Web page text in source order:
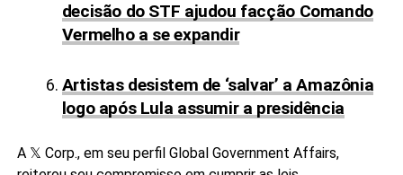
decisão do STF ajudou facção Comando
Vermelho a se expandir
Artistas desistem de ‘salvar’ a Amazônia
logo após Lula assumir a presidência
A 𝕏 Corp., em seu perfil Global Government Affairs,